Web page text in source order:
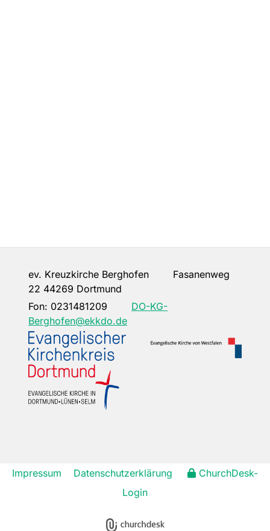
ev. Kreuzkirche Berghofen Fasanenweg
22 44269 Dortmund
Fon: 0231481209
DO-KG-
Berghofen@ekkdo.de
Impressum Datenschutzerklärung
ChurchDesk-
Login